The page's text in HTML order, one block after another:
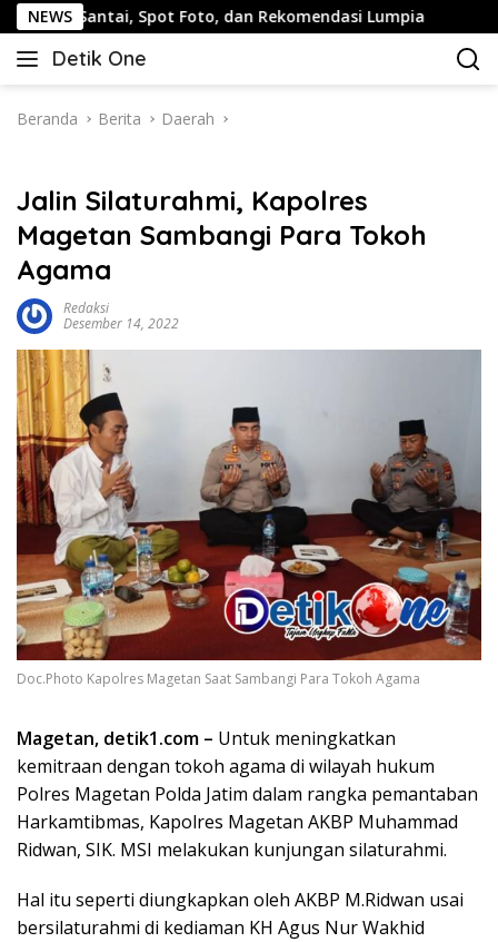
Langsung
ke
konten
NEWS
Spot Foto, dan Rekomendasi Lumpia Panduan
Detik One
Tajam
Fakta
Beranda Berita Daerah
Jalin Silaturahmi, Kapolres
Magetan Sambangi Para Tokoh
Agama
Redaksi
Desember 14, 2022
Doc.Photo Kapolres Magetan Saat Sambangi Para Tokoh Agama
Magetan, detik1.com – Untuk meningkatkan
kemitraan dengan tokoh agama di wilayah hukum
Polres Magetan Polda Jatim dalam rangka pemantaban
Harkamtibmas, Kapolres Magetan AKBP Muhammad
Ridwan, SIK. MSI melakukan kunjungan silaturahmi.
Hal itu seperti diungkapkan oleh AKBP M.Ridwan usai
bersilaturahmi di kediaman KH Agus Nur Wakhid